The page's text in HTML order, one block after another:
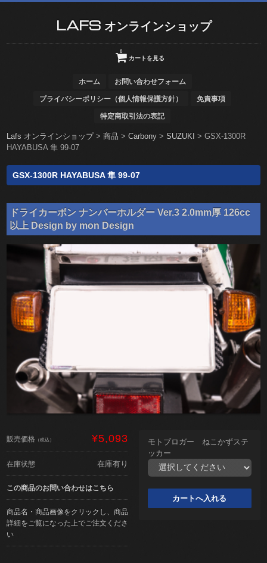
LAFS オンラインショップ
カートを見る
0
ホーム お問い合わせフォーム
プライバシーポリシー（個人情報保護方針） 免責事項
特定商取引法の表記
Lafs オンラインショップ>商品 >Carbony >SUZUKI >GSX-1300R
HAYABUSA 隼 99-07
GSX-1300R HAYABUSA 隼 99-07
ドライカーボン ナンバーホルダー Ver.3 2.0mm厚 126cc
以上 Design by mon Design
販売価格 （税込） ¥5,093
在庫状態 在庫有り
この商品のお問い合わせはこちら
商品名・商品画像をクリックし、商品
詳細をご覧になった上でご注文くださ
い
モトブロガー ねこかずステ
ッカー